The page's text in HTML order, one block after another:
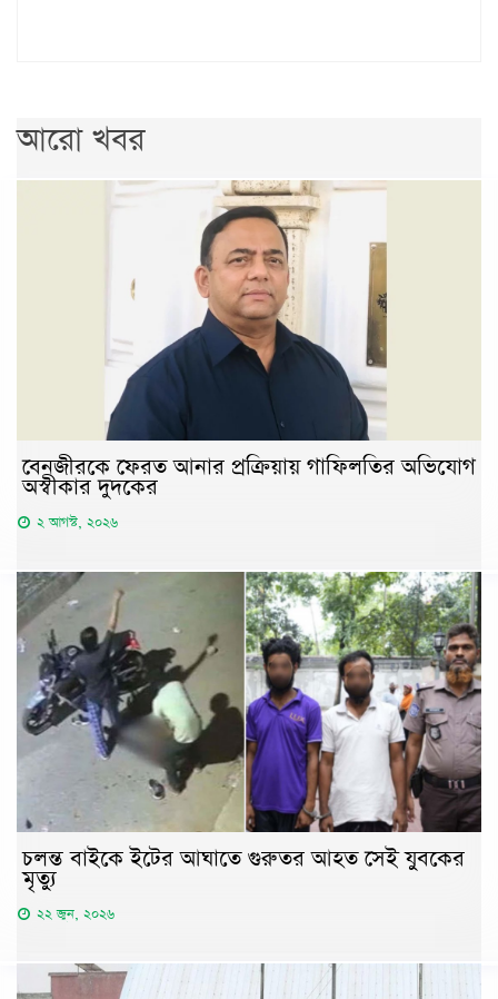
আরো খবর
বেনজীরকে ফেরত আনার প্রক্রিয়ায় গাফিলতির অভিযোগ
অস্বীকার দুদকের
২ আগস্ট, ২০২৬
চলন্ত বাইকে ইটের আঘাতে গুরুতর আহত সেই যুবকের
মৃত্যু
২২ জুন, ২০২৬